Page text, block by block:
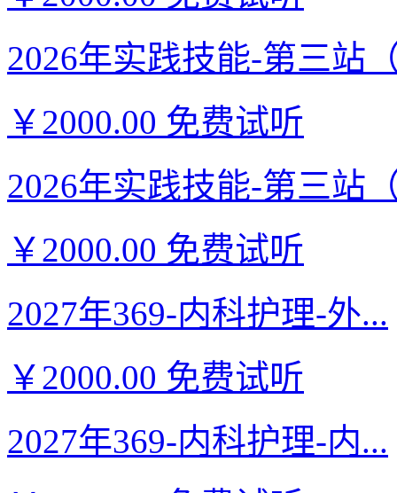
2026年实践技能-第三站
￥2000.00 免费试听
2026年实践技能-第三站
￥2000.00 免费试听
2027年369-内科护理-外...
￥2000.00 免费试听
2027年369-内科护理-内...